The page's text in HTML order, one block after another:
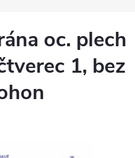
oc. plech
1, bez